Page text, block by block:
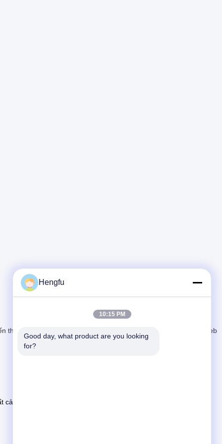
tham quan nhà máy Sơ đồ trang web
các quyền được bảo lưu.
Hengfu
10:15 PM
Good day, what product are you looking
for?